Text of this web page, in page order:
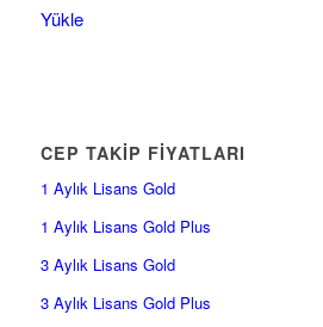
Yükle
CEP TAKİP FİYATLARI
1 Aylık Lisans Gold
1 Aylık Lisans Gold Plus
3 Aylık Lisans Gold
3 Aylık Lisans Gold Plus